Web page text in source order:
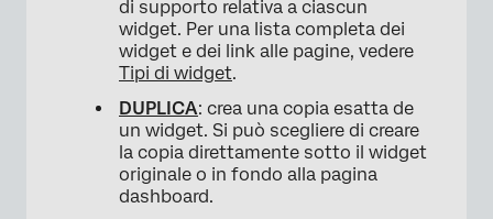
×
di supporto relativa a ciascun
widget. Per una lista completa dei
widget e dei link alle pagine, vedere
Tipi di widget.
DUPLICA: crea una copia esatta de
un widget. Si può scegliere di creare
la copia direttamente sotto il widget
originale o in fondo alla pagina
dashboard.